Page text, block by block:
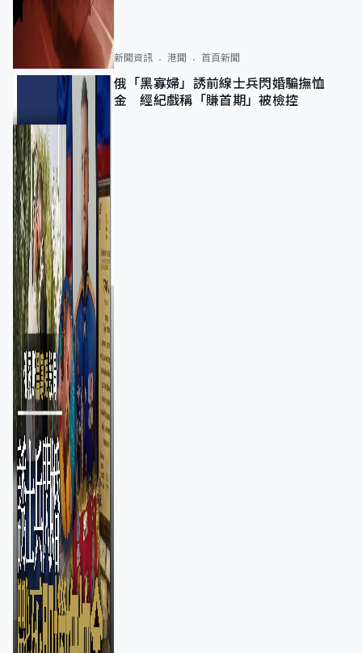
新聞資訊 港聞 首頁新聞
俄「黑寡婦」誘前線士兵閃婚騙撫恤
金 經紀戲稱「賺首期」被檢控